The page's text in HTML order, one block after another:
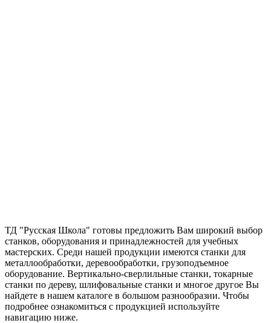
ТД "Русская Школа" готовы предложить Вам широкий выбор
станков, оборудования и принадлежностей для учебных
мастерских. Среди нашей продукции имеются станки для
металлообработки, деревообработки, грузоподъемное
оборудование. Вертикально-сверлильные станки, токарные
станки по дереву, шлифовальные станки и многое другое Вы
найдете в нашем каталоге в большом разнообразии. Чтобы
подробнее ознакомиться с продукцией используйте
навигацию ниже.